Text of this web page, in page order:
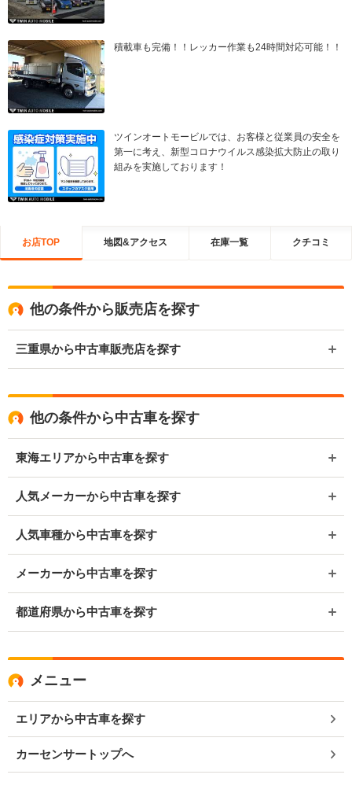
積載車も完備！！レッカー作業も24時間対応可能！！
ツインオートモービルでは、お客様と従業員の安全を
第一に考え、新型コロナウイルス感染拡大防止の取り
組みを実施しております！
お店TOP 地図&アクセス 在庫一覧 クチコミ
他の条件から販売店を探す
三重県から中古車販売店を探す
他の条件から中古車を探す
東海エリアから中古車を探す
人気メーカーから中古車を探す
人気車種から中古車を探す
メーカーから中古車を探す
都道府県から中古車を探す
メニュー
エリアから中古車を探す
カーセンサートップへ